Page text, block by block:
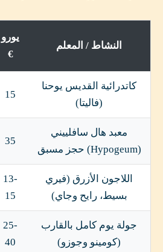
النشاط / المعلم
يورو
€
كاتدرائية القديس يوحنا
(فاليتا)
15
معبد هال سافلييني
(Hypogeum) حجز مسبق
35
اللاجون الأزرق (فيري
بسيط، رايح وجاي)
13-
15
جولة يوم كامل بالقارب
(كومينو وجوزو)
25-
40